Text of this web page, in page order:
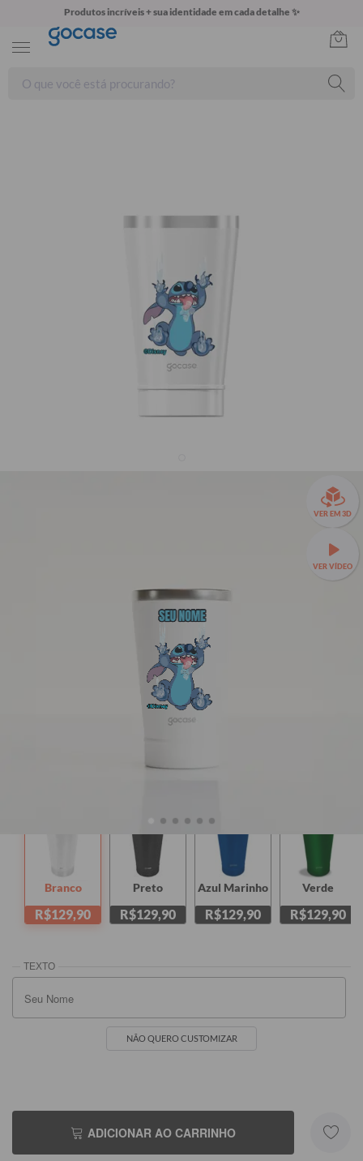
Produtos incríveis + sua identidade em cada detalhe ✨
VER EM 3D
VER VÍDEO
SEU NOME
⚠️ ATENÇÃO ⚠️ ESTOQUE LIMITADO!
Esse copo térmico está com estoque limitado! Garanta
agora o presente de Dia dos Pais antes que acabe!
Este produto não acompanha tampa, disponível para compra
470ml
Branco
R$129,90
Preto
R$129,90
Azul Marinho
R$129,90
Verde
R$129,90
NÃO QUERO CUSTOMIZAR
ADICIONAR AO CARRINHO